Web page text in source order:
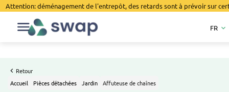
Attention: déménagement de l'entrepôt, des retards sont à prévoir sur
FR keyboard_arrow_down
Retour
Accueil
Pièces détachées Jardin Affuteuse de chaînes